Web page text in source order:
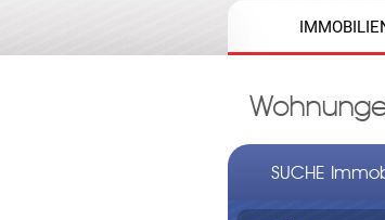
SUCHE